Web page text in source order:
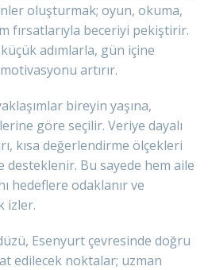
oluşturmak; oyun, okuma,
fırsatlarıyla beceriyi pekiştirir.
adımlarla, gün içine
artırır.
bireyin yaşına,
göre seçilir. Veriye dayalı
kısa değerlendirme ölçekleri
desteklenir. Bu sayede hem aile
hedeflere odaklanır ve
izler.
Esenyurt çevresinde doğru
edilecek noktalar; uzman